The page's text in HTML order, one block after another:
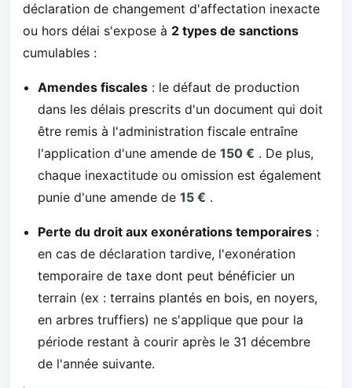
déclaration de changement d'affectation inexacte
ou hors délai s'expose à 2 types de sanctions
cumulables :
Amendes fiscales : le défaut de production
dans les délais prescrits d'un document qui doit
être remis à l'administration fiscale entraîne
l'application d'une amende de150 € . De plus,
chaque inexactitude ou omission est également
punie d'une amende de15 € .
Perte du droit aux exonérations temporaires :
en cas de déclaration tardive, l'exonération
temporaire de taxe dont peut bénéficier un
terrain (ex : terrains plantés en bois, en noyers,
en arbres truffiers) ne s'applique que pour la
période restant à courir après le 31 décembre
de l'année suivante.